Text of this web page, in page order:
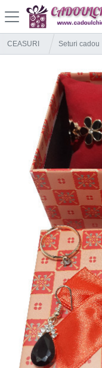
CEASURI Seturi cadou